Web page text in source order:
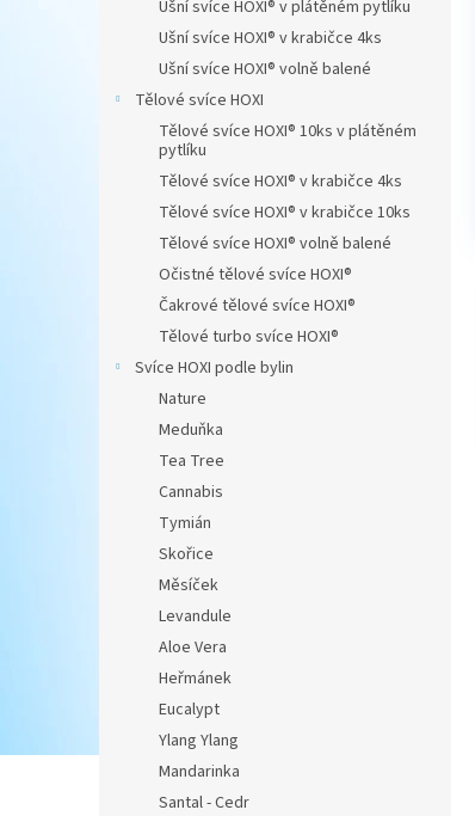
Ušní svíce HOXI® v plátěném pytlíku
Ušní svíce HOXI® v krabičce 4ks
Ušní svíce HOXI® volně balené
Tělové svíce HOXI
Tělové svíce HOXI® 10ks v plátěném
pytlíku
Tělové svíce HOXI® v krabičce 4ks
Tělové svíce HOXI® v krabičce 10ks
Tělové svíce HOXI® volně balené
Očistné tělové svíce HOXI®
Čakrové tělové svíce HOXI®
Tělové turbo svíce HOXI®
Svíce HOXI podle bylin
Nature
Meduňka
Tea Tree
Cannabis
Tymián
Skořice
Měsíček
Levandule
Aloe Vera
Heřmánek
Eucalypt
Ylang Ylang
Mandarinka
Santal - Cedr